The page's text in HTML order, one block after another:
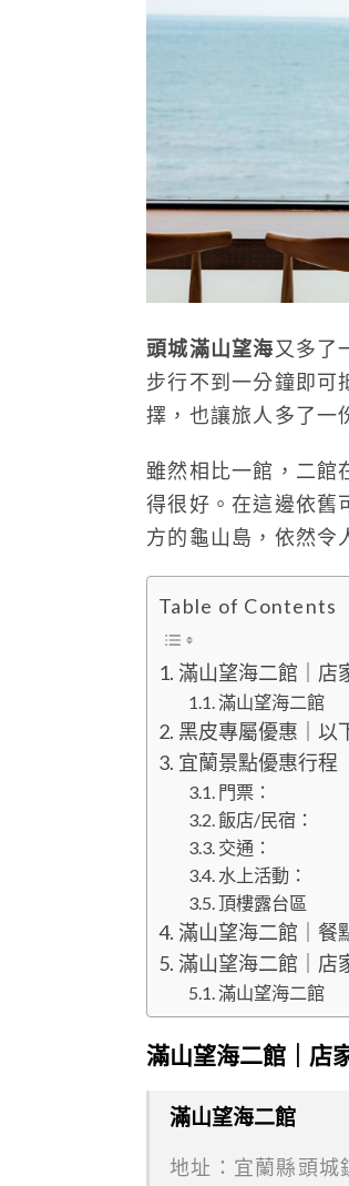
頭城滿山望海又多了
步行不到一分鐘即可
擇，也讓旅人多了一
雖然相比一館，二館
得很好。在這邊依舊
方的龜山島，依然令
Table of Contents
滿山望海二館｜店
滿山望海二館
黑皮專屬優惠｜以
宜蘭景點優惠行程
門票：
飯店/民宿：
交通：
水上活動：
頂樓露台區
滿山望海二館｜餐
滿山望海二館｜店
滿山望海二館
滿山望海二館｜店
滿山望海二館
地址：宜蘭縣頭城